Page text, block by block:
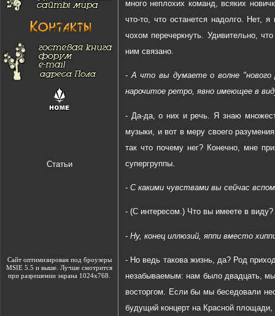
Статьи
Сайт оптимизирован под броузеры
MSIE 5.5 и выше. Лучше смотрится
при разрешении экрана 1024х768.
много неплохих команд, всяких
что-то, что останется надолго. Нет,
чохом перечеркнуть. Удивительно,
ним связано.
- А что вы думаете о волне "нового
нарочитое ретро, явно имеющее в
- Да-да, о них и речь. Я знаю
музыки, и вот в меру своего
так что почему нег? Конечно, мне
супергруппы.
- С какими чувствами вы сейчас
- (С интересом.) Что вы имеете в виду?
- Ну, конец иллюзий, яппи вместо
- Но ведь такова жизнь, да? Род
незабываемым: нам было двадцать,
восторгом. Если бы мы беседовали
будущий концерт на Красной